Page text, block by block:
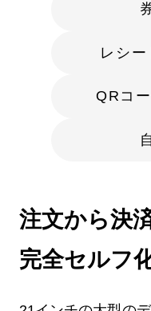
レシ
QRコ
注文から決
完全セルフ化